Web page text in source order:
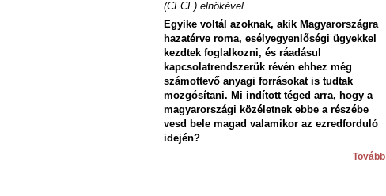
(CFCF) elnökével
Egyike voltál azoknak, akik Magyarországra
hazatérve roma, esélyegyenlőségi ügyekkel
kezdtek foglalkozni, és ráadásul
kapcsolatrendszerük révén ehhez még
számottevő anyagi forrásokat is tudtak
mozgósítani. Mi indított téged arra, hogy a
magyarországi közéletnek ebbe a részébe
vesd bele magad valamikor az ezredforduló
idején?
Tovább